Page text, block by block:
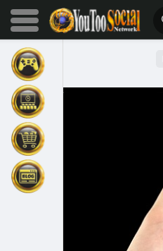
Sfoglia gli eventi